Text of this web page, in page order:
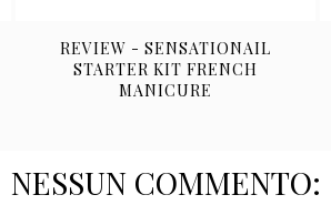
REVIEW - SENSATIONAIL
STARTER KIT FRENCH
MANICURE
NESSUN COMMENTO: